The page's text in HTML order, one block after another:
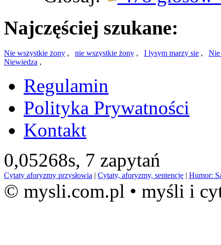
Najczęściej szukane:
Nie wszystkie żony , nie wszystkie żony , I lysym marzy sie ,
Niewiedza ,
Regulamin
Polityka Prywatności
Kontakt
0,05268s, 7 zapytań
Cytaty aforyzmy przysłowia | Cytaty, aforyzmy, sentencje | Humor:
© mysli.com.pl • myśli i